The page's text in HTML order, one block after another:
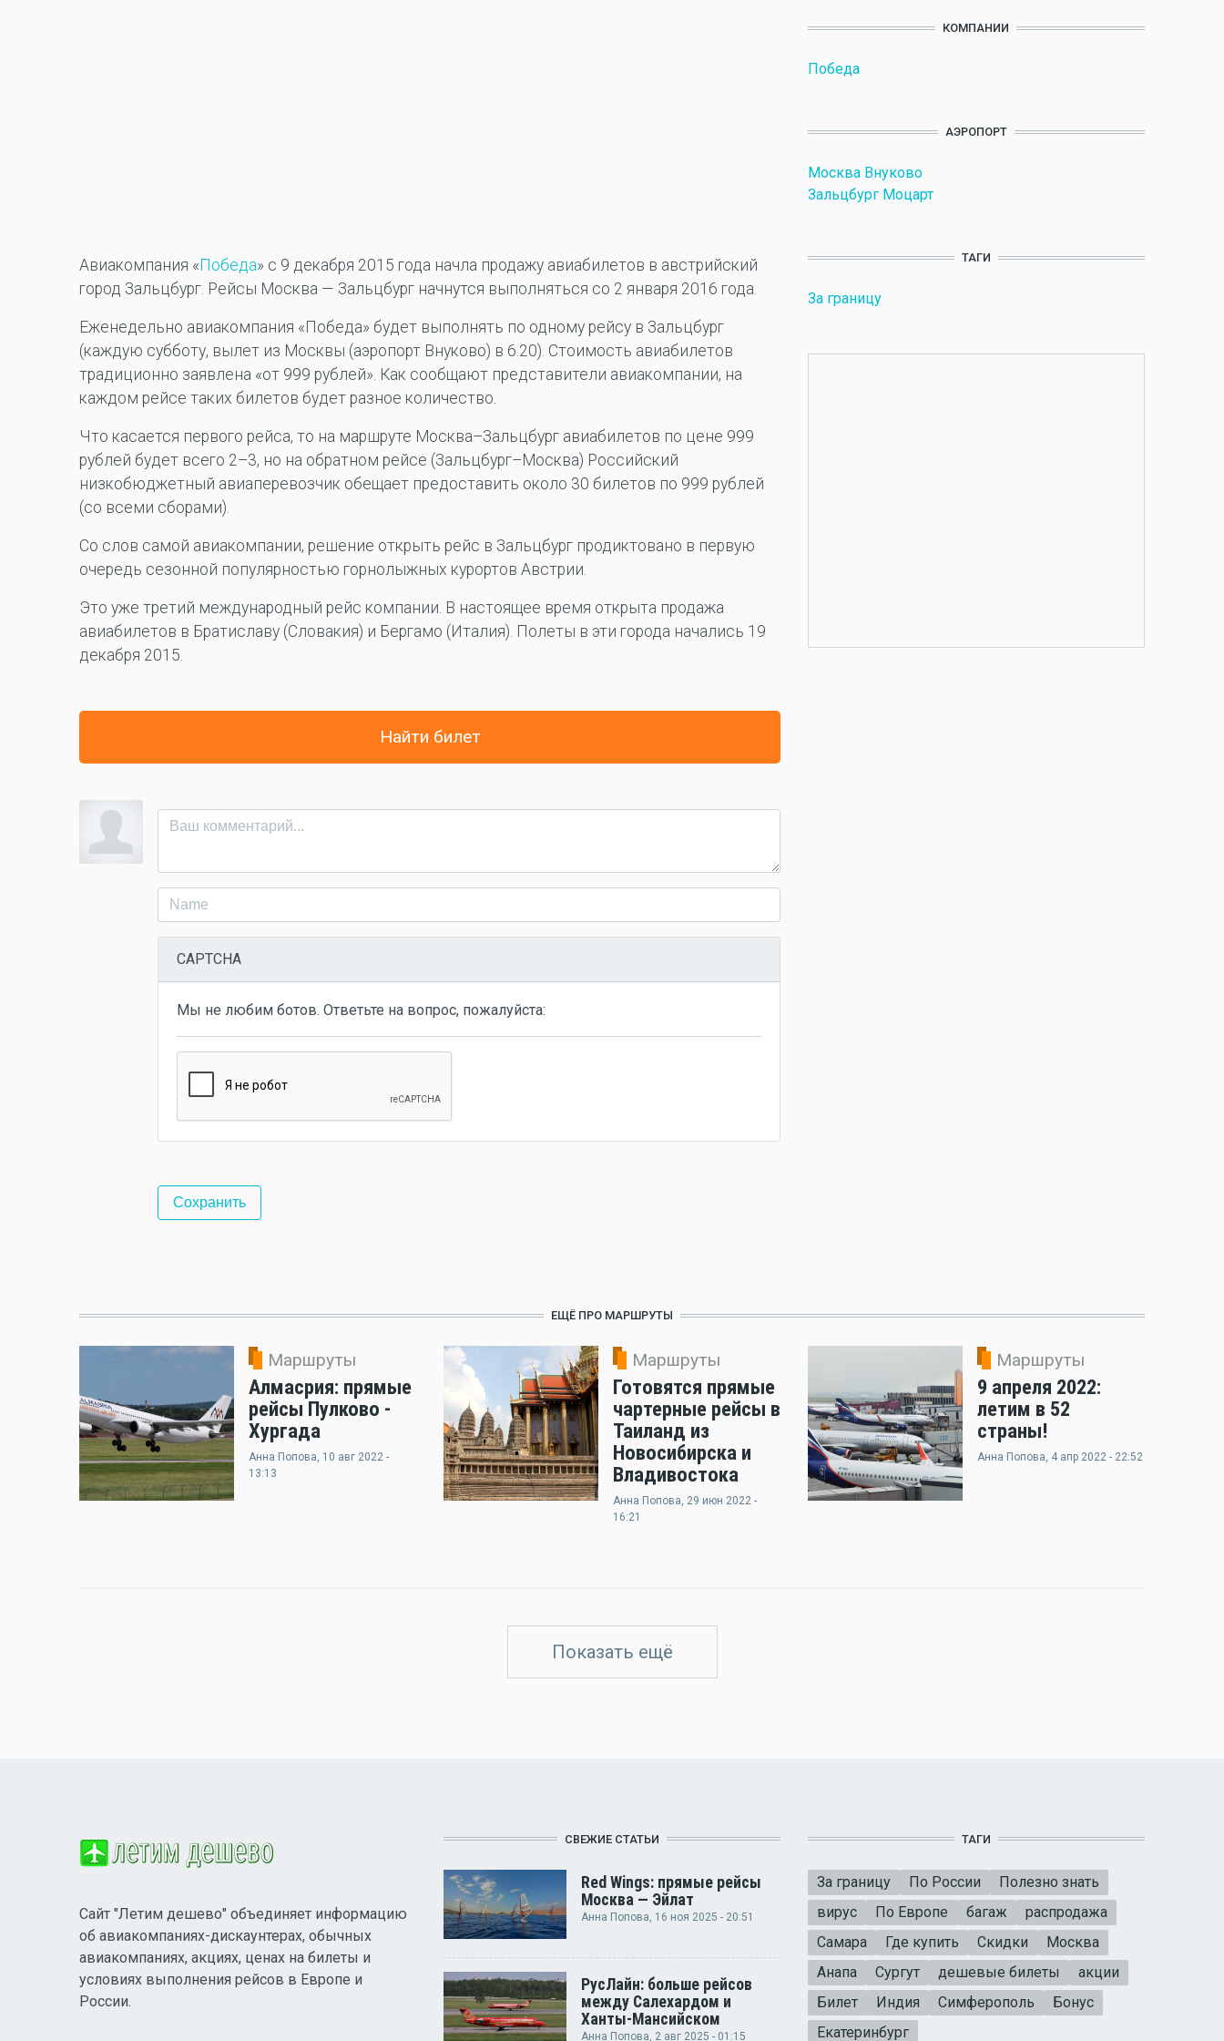
Авиакомпания « Победа» с 9 декабря 2015 года начла продажу авиабилетов в австрийский
город Зальцбург. Рейсы Москва — Зальцбург начнутся выполняться со 2 января 2016 года.
Еженедельно авиакомпания «Победа» будет выполнять по одному рейсу в Зальцбург
(каждую субботу, вылет из Москвы (аэропорт Внуково) в 6.20). Стоимость авиабилетов
традиционно заявлена «от 999 рублей». Как сообщают представители авиакомпании, на
каждом рейсе таких билетов будет разное количество.
Что касается первого рейса, то на маршруте Москва–Зальцбург авиабилетов по цене 999
рублей будет всего 2–3, но на обратном рейсе (Зальцбург–Москва) Российский
низкобюджетный авиаперевозчик обещает предоставить около 30 билетов по 999 рублей
(со всеми сборами).
Со слов самой авиакомпании, решение открыть рейс в Зальцбург продиктовано в первую
очередь сезонной популярностью горнолыжных курортов Австрии.
Это уже третий международный рейс компании. В настоящее время открыта продажа
авиабилетов в Братиславу (Словакия) и Бергамо (Италия). Полеты в эти города начались 19
декабря 2015.
Найти билет
CAPTCHA
Мы не любим ботов. Ответьте на вопрос, пожалуйста:
КОМПАНИИ
Победа
АЭРОПОРТ
Москва Внуково
Зальцбург Моцарт
ТАГИ
За границу
ЕЩЁ ПРО МАРШРУТЫ
Маршруты
Алмасрия: прямые
рейсы Пулково -
Хургада
Анна Попова, 10 авг 2022 -
13:13
Маршруты
Готовятся прямые
чартерные рейсы в
Таиланд из
Новосибирска и
Владивостока
Анна Попова, 29 июн 2022 -
16:21
Маршруты
9 апреля 2022:
летим в 52
страны!
Анна Попова, 4 апр 2022 - 22:52
Показать ещё
Сайт "Летим дешево" объединяет информацию
об авиакомпаниях-дискаунтерах, обычных
авиакомпаниях, акциях, ценах на билеты и
условиях выполнения рейсов в Европе и
России.
СВЕЖИЕ СТАТЬИ
Red Wings: прямые рейсы
Москва — Эйлат
Анна Попова , 16 ноя 2025 - 20:51
РусЛайн: больше рейсов
между Салехардом и
Ханты-Мансийском
Анна Попова , 2 авг 2025 - 01:15
ТАГИ
За границу По России
Полезно знать
вирус
По Европе багаж
распродажа
Самара
Где купить Скидки
Москва
Анапа
Сургут дешевые билеты
акции
Билет
Индия Симферополь
Бонус
Екатеринбург